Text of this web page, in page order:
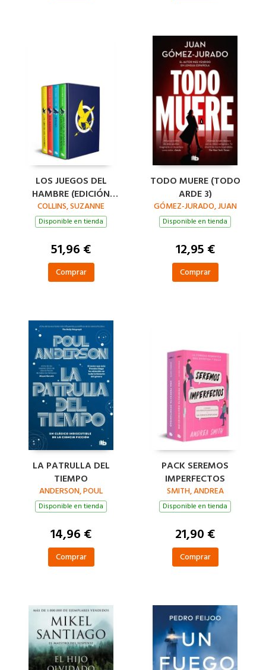
LOS JUEGOS DEL
HAMBRE (EDICIÓN
ESTUCHE CON NUEVO
DISEÑO
INTERNACIONAL)
COLLINS, SUZANNE
Disponible en tienda
51,96 €
Comprar
TODO MUERE (TODO
ARDE 3)
GÓMEZ-JURADO, JUAN
Disponible en tienda
12,95 €
Comprar
LA PATRULLA DEL
TIEMPO
ANDERSON, POUL
Disponible en tienda
14,96 €
Comprar
PACK SEREMOS
IMPERFECTOS
SMITH, ANDREA
Disponible en tienda
21,90 €
Comprar